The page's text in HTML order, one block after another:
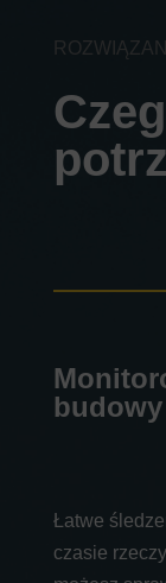
budowy
Łatwe
czasie